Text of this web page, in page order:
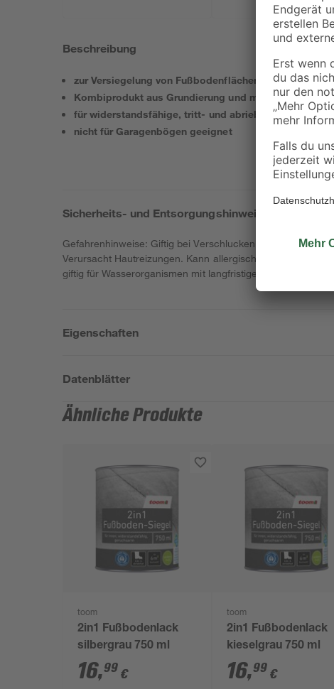
Beschreibung
zur Versiegelung von Fußbodenflächen
Kombiprodukt aus Grundierung und matter
für widerstandsfähige, tritt- und abriebfeste
nicht für Garagenbögen geeignet
Sicherheits- und Entsorgungshinweise
Gefahrenhinweise: Giftig bei Verschlucken.
Verursacht Hautreizungen. Kann allergische
giftig für Wasserorganismen mit langfristiger Wirkung.
Eigenschaften
Datenblätter
Ähnliche Produkte
toom
2in1 Fußbodenlack
silbergrau 750 ml
16,99 €
toom
2in1 Fußbodenlack
kieselgrau 750 ml
16,99 €